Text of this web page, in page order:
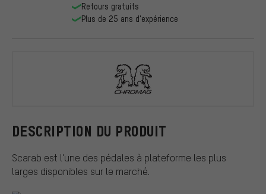
DESCRIPTION DU PRODUIT
Scarab est l'une des pédales à plateforme les plus
larges disponibles sur le marché.
Retours gratuits
Plus de 25 ans d'expérience